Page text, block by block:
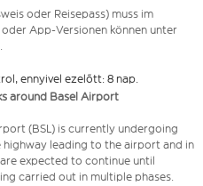
oder Reisepass) muss im
App-Versionen können unter
ennyivel ezelőtt: 8 nap.
around Basel Airport
(BSL) is currently undergoing
leading to the airport and in
expected to continue until
carried out in multiple phases.